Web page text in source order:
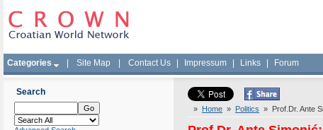
Categories Site Map Contact Us Impressum Links Forum
Search
» Home » Politics » Prof.Dr. Ante